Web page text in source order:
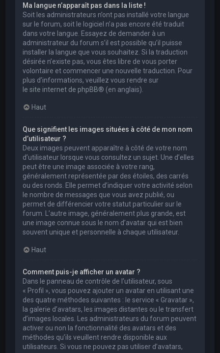
Ma langue n’apparaît pas dans la liste !
Soit les administrateurs n’ont pas installé votre langue
sur le forum, soit le logiciel n’a pas encore été traduit
dans votre langue. Essayez de demander à un
administrateur du forum s’il est possible qu’il puisse
installer la langue que vous souhaitez. Si la traduction
désirée n’existe pas, vous êtes libre de vous porter
volontaire et commencer une nouvelle traduction. Pour
plus d’informations, veuillez vous rendre sur
le site internet de phpBB® (en anglais).
Haut
Que signifient les images situées à côté de mon nom
d’utilisateur ?
Deux images peuvent apparaître à côté de votre nom
d’utilisateur lorsque vous consultez un sujet. Une d’elles
peut être une image associée à votre rang,
généralement représentée par des étoiles, des carrés
ou des ronds. Elle permet d’indiquer votre activité selon
le nombre de messages que vous avez publié, ou
permet de différencier votre statut particulier sur le
forum. L’autre image, généralement plus grande, est
une image connue sous le nom d’avatar qui est bien
souvent unique et personnelle à chaque utilisateur.
Haut
Comment puis-je afficher un avatar ?
Dans le panneau de contrôle de l’utilisateur, sous
« Profil », vous pouvez ajouter un avatar en utilisant une
des quatre méthodes suivantes : le service « Gravatar »,
la galerie d’avatars, les images distantes ou le transfert
d’images locales. Les administrateurs du forum peuvent
activer ou non la fonctionnalité des avatars et des
méthodes qu’ils veuillent rendre disponible aux
utilisateurs. Si vous ne pouvez pas utiliser d’avatars,